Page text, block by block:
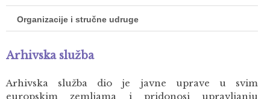
Organizacije i stručne udruge
Arhivska služba
Arhivska služba dio je javne uprave u svim
europskim zemljama i pridonosi upravljanju